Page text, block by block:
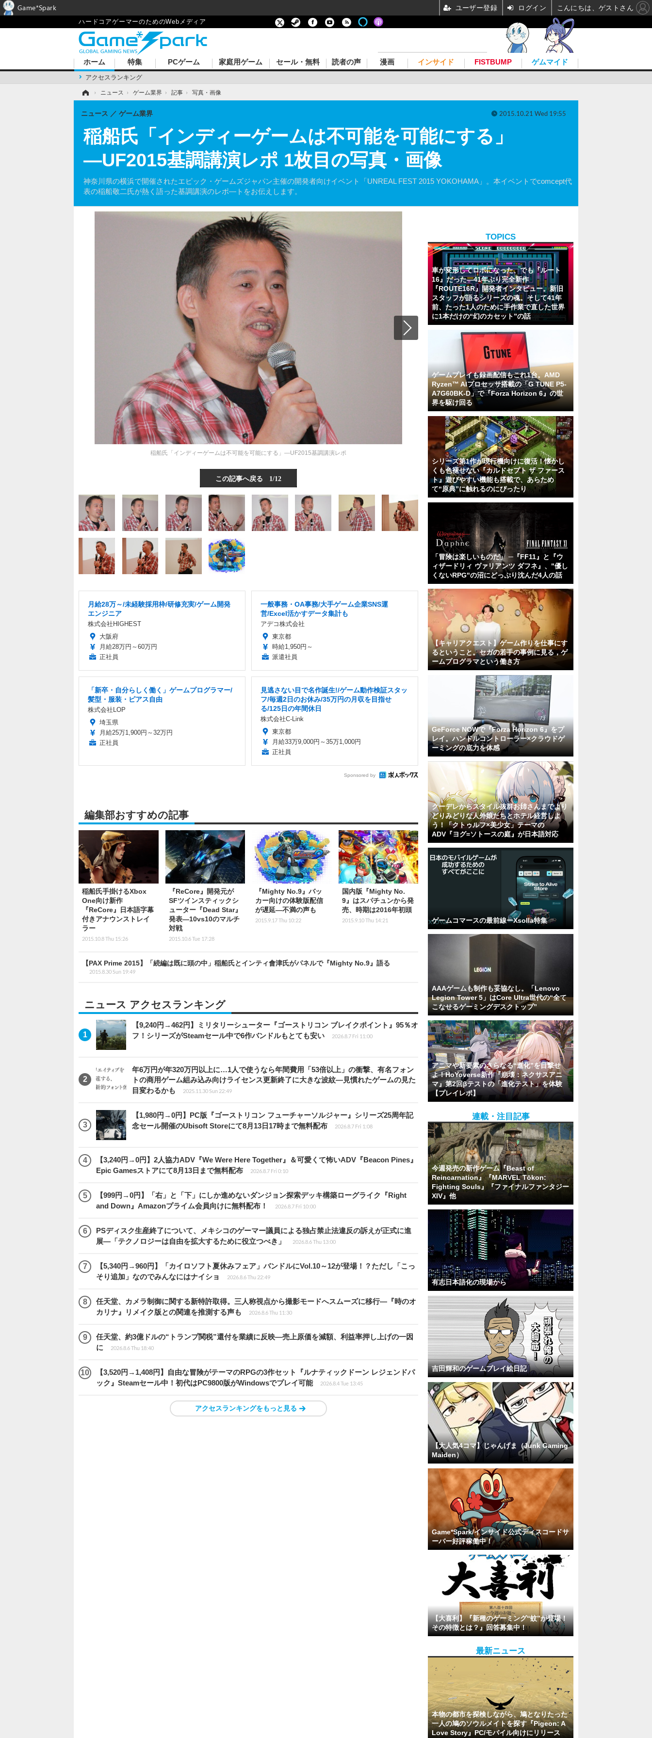
ハードコアゲーマーのためのWebメディア
ホーム
アクセスランキング
特集 PCゲーム 家庭用ゲーム セール・無料 読者の声 漫画 インサイド FISTBUMP ゲムマイド
› ニュース › ゲーム業界 › 記事 › 写真・画像
稲船氏「インディーゲームは不可能を可能にする」
―UF2015基調講演レポ 1枚目の写真・画像
神奈川県の横浜で開催されたエピック・ゲームズジャパン主催の開発者向けイベント「UNREAL FEST 2015 YOKOHAMA」。本イベントでcomcept代
表の稲船敬二氏が熱く語った基調講演のレポ―トをお伝えします。
ニュース ゲーム業界 2015.10.21 Wed 19:55
稲船氏「インディーゲームは不可能を可能にする」―UF2015基調講演レポ
この記事へ戻る 1/12
月給28万～/未経験採用枠/研修充実/ゲーム開発
エンジニア
株式会社HIGHEST
大阪府
月給28万円～60万円
正社員
一般事務・OA事務/大手ゲーム企業SNS運
営/Excel活かすデータ集計も
アデコ株式会社
東京都
時給1,950円～
派遣社員
「新卒・自分らしく働く」ゲームプログラマー/
髪型・服装・ピアス自由
株式会社LOP
埼玉県
月給25万1,900円～32万円
正社員
見逃さない目で名作誕生!/ゲーム動作検証スタッ
フ/毎週2日のお休み/35万円の月収を目指せ
る/125日の年間休日
株式会社C-Link
東京都
月給33万9,000円～35万1,000円
正社員
Sponsored by
編集部おすすめの記事
稲船氏手掛けるXbox
One向け新作
『ReCore』日本語字幕
付きアナウンストレイ
ラー
2015.10.8 Thu 15:26
『ReCore』開発元が
SFツインスティックシ
ューター『Dead Star』
発表―10vs10のマルチ
対戦
2015.10.6 Tue 17:28
『Mighty No.9』バッ
カー向けの体験版配信
が遅延―不満の声も
2015.9.17 Thu 10:22
国内版『Mighty No.
9』はスパチュンから発
売、時期は2016年初頭
2015.9.10 Thu 14:21
【PAX Prime 2015】「続編は既に頭の中」稲船氏とインティ會津氏がパネルで『Mighty No.9』語る
2015.8.30 Sun 19:49
ニュース アクセスランキング
【9,240円→462円】ミリタリーシューター『ゴーストリコン ブレイクポイント』95％オ
フ！シリーズがSteamセール中で6作バンドルもとても安い
2026.8.7 Fri 11:00
年6万円が年320万円以上に…1人で使うなら年間費用「53倍以上」の衝撃、有名フォン
トの商用ゲーム組み込み向けライセンス更新終了に大きな波紋―見慣れたゲームの見た
目変わるかも
2025.11.30 Sun 22:49
【1,980円→0円】PC版『ゴーストリコン フューチャーソルジャー』シリーズ25周年記
念セール開催のUbisoft Storeにて8月13日17時まで無料配布
2026.8.7 Fri 1:08
【3,240円→0円】2人協力ADV『We Were Here Together』＆可愛くて怖いADV『Beacon Pines』
Epic Gamesストアにて8月13日まで無料配布
2026.8.7 Fri 0:10
【999円→0円】「右」と「下」にしか進めないダンジョン探索デッキ構築ローグライク『Right
and Down』Amazonプライム会員向けに無料配布！
2026.8.7 Fri 10:00
PSディスク生産終了について、メキシコのゲーマー議員による独占禁止法違反の訴えが正式に進
展―「テクノロジーは自由を拡大するために役立つべき」
2026.8.6 Thu 13:00
【5,340円→960円】「カイロソフト夏休みフェア」バンドルにVol.10～12が登場！？ただし「こっ
そり追加」なのでみんなにはナイショ
2026.8.6 Thu 22:49
任天堂、カメラ制御に関する新特許取得。三人称視点から撮影モードへスムーズに移行―『時のオ
カリナ』リメイク版との関連を推測する声も
2026.8.6 Thu 11:30
任天堂、約3億ドルの“トランプ関税”還付を業績に反映―売上原価を減額、利益率押し上げの一因
に
2026.8.6 Thu 18:40
【3,520円→1,408円】自由な冒険がテーマのRPGの3作セット『ルナティックドーン レジェンドパ
ック』Steamセール中！初代はPC9800版がWindowsでプレイ可能
2026.8.4 Tue 13:45
アクセスランキングをもっと見る
TOPICS
車が変形してロボになった、でも『ルート
16』だった―41年ぶり完全新作
『ROUTE16R』開発者インタビュー。新旧
スタッフが語るシリーズの魂。そして41年
前、たった1人のために手作業で直した世界
に1本だけの“幻のカセット”の話
ゲームプレイも録画配信もこれ1台。AMD
Ryzen™ AIプロセッサ搭載の「G TUNE P5-
A7G60BK-D」で『Forza Horizon 6』の世
界を駆け回る
シリーズ第1作が現行機向けに復活！懐かし
くも色褪せない『カルドセプト ザ ファース
ト』遊びやすい機能も搭載で、あらため
て“原典”に触れるのにぴったり
「冒険は楽しいものだ」 ─『FF11』と『ウ
ィザードリィ ヴァリアンツ ダフネ』、"優し
くないRPG"の沼にどっぷり沈んだ4人の話
【キャリアクエスト】ゲーム作りを仕事にす
るということ。セガの若手の事例に見る，ゲ
ームプログラマという働き方
GeForce NOWで『Forza Horizon 6』をプ
レイ。ハンドルコントローラー×クラウドゲ
ーミングの底力を体感
クーデレからスタイル抜群お姉さんまでより
どりみどりな人外娘たちとホテル経営しよ
う！「クトゥルフ×美少女」テーマの
ADV『ヨグ=ソトースの庭』が日本語対応
ゲームコマースの最前線ーXsolla特集
AAAゲームも制作も妥協なし。「Lenovo
Legion Tower 5」はCore Ultra世代の“全て
こなせるゲーミングデスクトップ”
アニマや新要素のさらなる“進化”を目撃せ
よ！HoYoverse新作『崩壊：ネクサスアニ
マ』第2回βテストの「進化テスト」を体験
【プレイレポ】
連載・注目記事
今週発売の新作ゲーム『Beast of
Reincarnation』『MARVEL Tōkon:
Fighting Souls』『ファイナルファンタジー
XIV』他
有志日本語化の現場から
吉田輝和のゲームプレイ絵日記
【大人気4コマ】じゃんげま（Junk Gaming
Maiden）
Game*Spark/インサイド公式ディスコードサ
ーバー好評稼働中！
【大喜利】『新種のゲーミング“蚊”が登場！
その特徴とは？』回答募集中！
最新ニュース
本物の都市を探検しながら、鳩となりたった
一人の鳩のソウルメイトを探す『Pigeon: A
Love Story』PC/モバイル向けにリリース
Game*Spark ユーザー登録 ログイン こんにちは、ゲストさん